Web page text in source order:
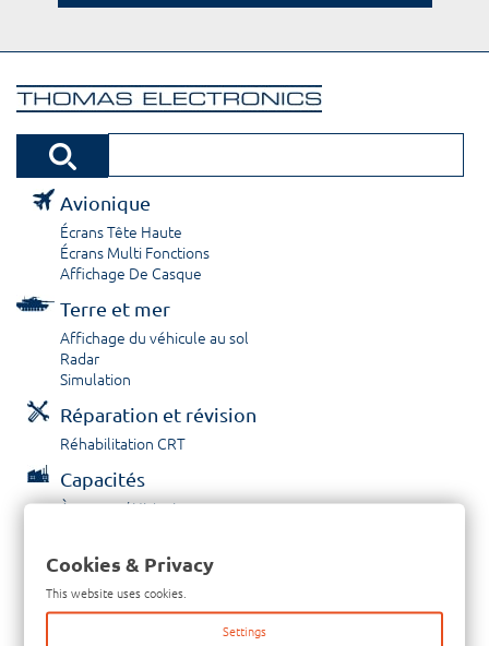
Avionique
Écrans Tête Haute
Écrans Multi Fonctions
Affichage De Casque
Terre et mer
Affichage du véhicule au sol
Radar
Simulation
Réparation et révision
Réhabilitation CRT
Capacités
À propos / Historique
Contactez nous
Tél: +33-380-600-290
Télécopieur: +33-380-600-294
Cookies & Privacy
This website uses cookies.
Settings